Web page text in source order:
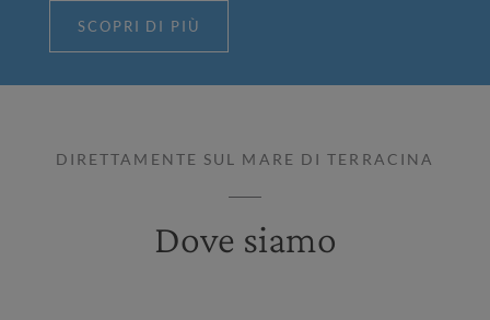
SCOPRI DI PIÙ
DIRETTAMENTE SUL MARE DI TERRACINA
Dove siamo